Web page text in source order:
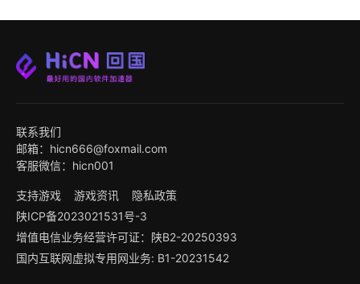
联系我们
邮箱：hicn666@foxmail.com
客服微信：hicn001
支持游戏 游戏资讯
隐私政策
陕ICP备2023021531号-3
增值电信业务经营许可证：陕B2-20250393
国内互联网虚拟专用网业务: B1-20231542